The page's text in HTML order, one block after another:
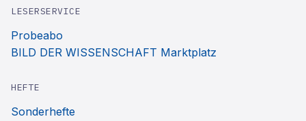
LESERSERVICE
Probeabo
BILD DER WISSENSCHAFT Marktplatz
HEFTE
Sonderhefte